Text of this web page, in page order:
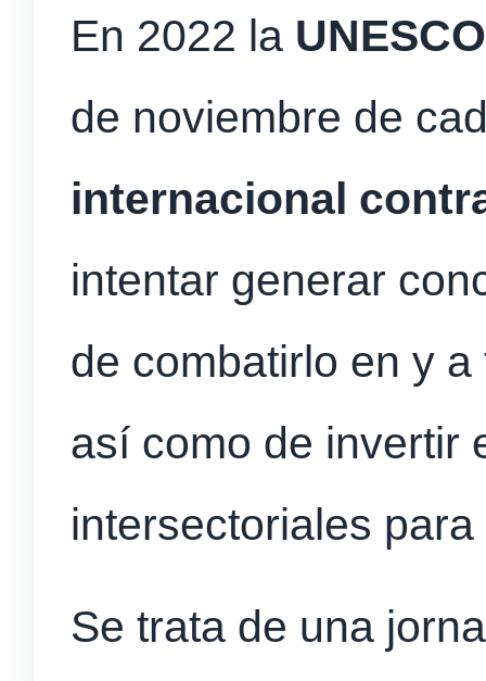
En 2022 la UNESCO
de noviembre de
internacional
intentar generar
de combatirlo en y
así como de invertir
intersectoriales
Se trata de una